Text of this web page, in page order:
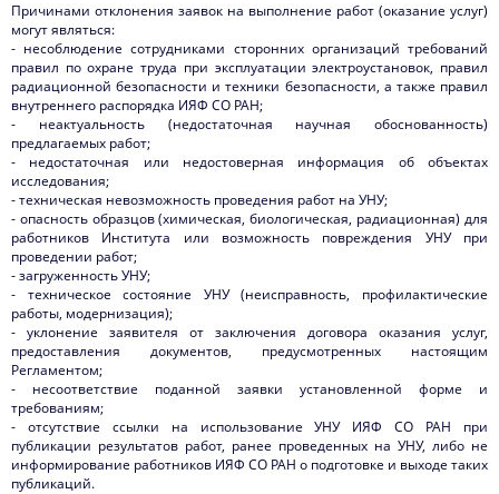
Причинами отклонения заявок на выполнение работ (оказание услуг)
могут являться:
- несоблюдение сотрудниками сторонних организаций требований
правил по охране труда при эксплуатации электроустановок, правил
радиационной безопасности и техники безопасности, а также правил
внутреннего распорядка ИЯФ СО РАН;
- неактуальность (недостаточная научная обоснованность)
предлагаемых работ;
- недостаточная или недостоверная информация об объектах
исследования;
- техническая невозможность проведения работ на УНУ;
- опасность образцов (химическая, биологическая, радиационная) для
работников Института или возможность повреждения УНУ при
проведении работ;
- загруженность УНУ;
- техническое состояние УНУ (неисправность, профилактические
работы, модернизация);
- уклонение заявителя от заключения договора оказания услуг,
предоставления документов, предусмотренных настоящим
Регламентом;
- несоответствие поданной заявки установленной форме и
требованиям;
- отсутствие ссылки на использование УНУ ИЯФ СО РАН при
публикации результатов работ, ранее проведенных на УНУ, либо не
информирование работников ИЯФ СО РАН о подготовке и выходе таких
публикаций.